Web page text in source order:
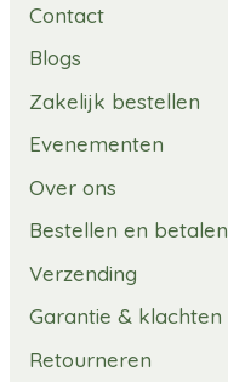
Contact
Blogs
Zakelijk bestellen
Evenementen
Over ons
Bestellen en betalen
Verzending
Garantie & klachten
Retourneren